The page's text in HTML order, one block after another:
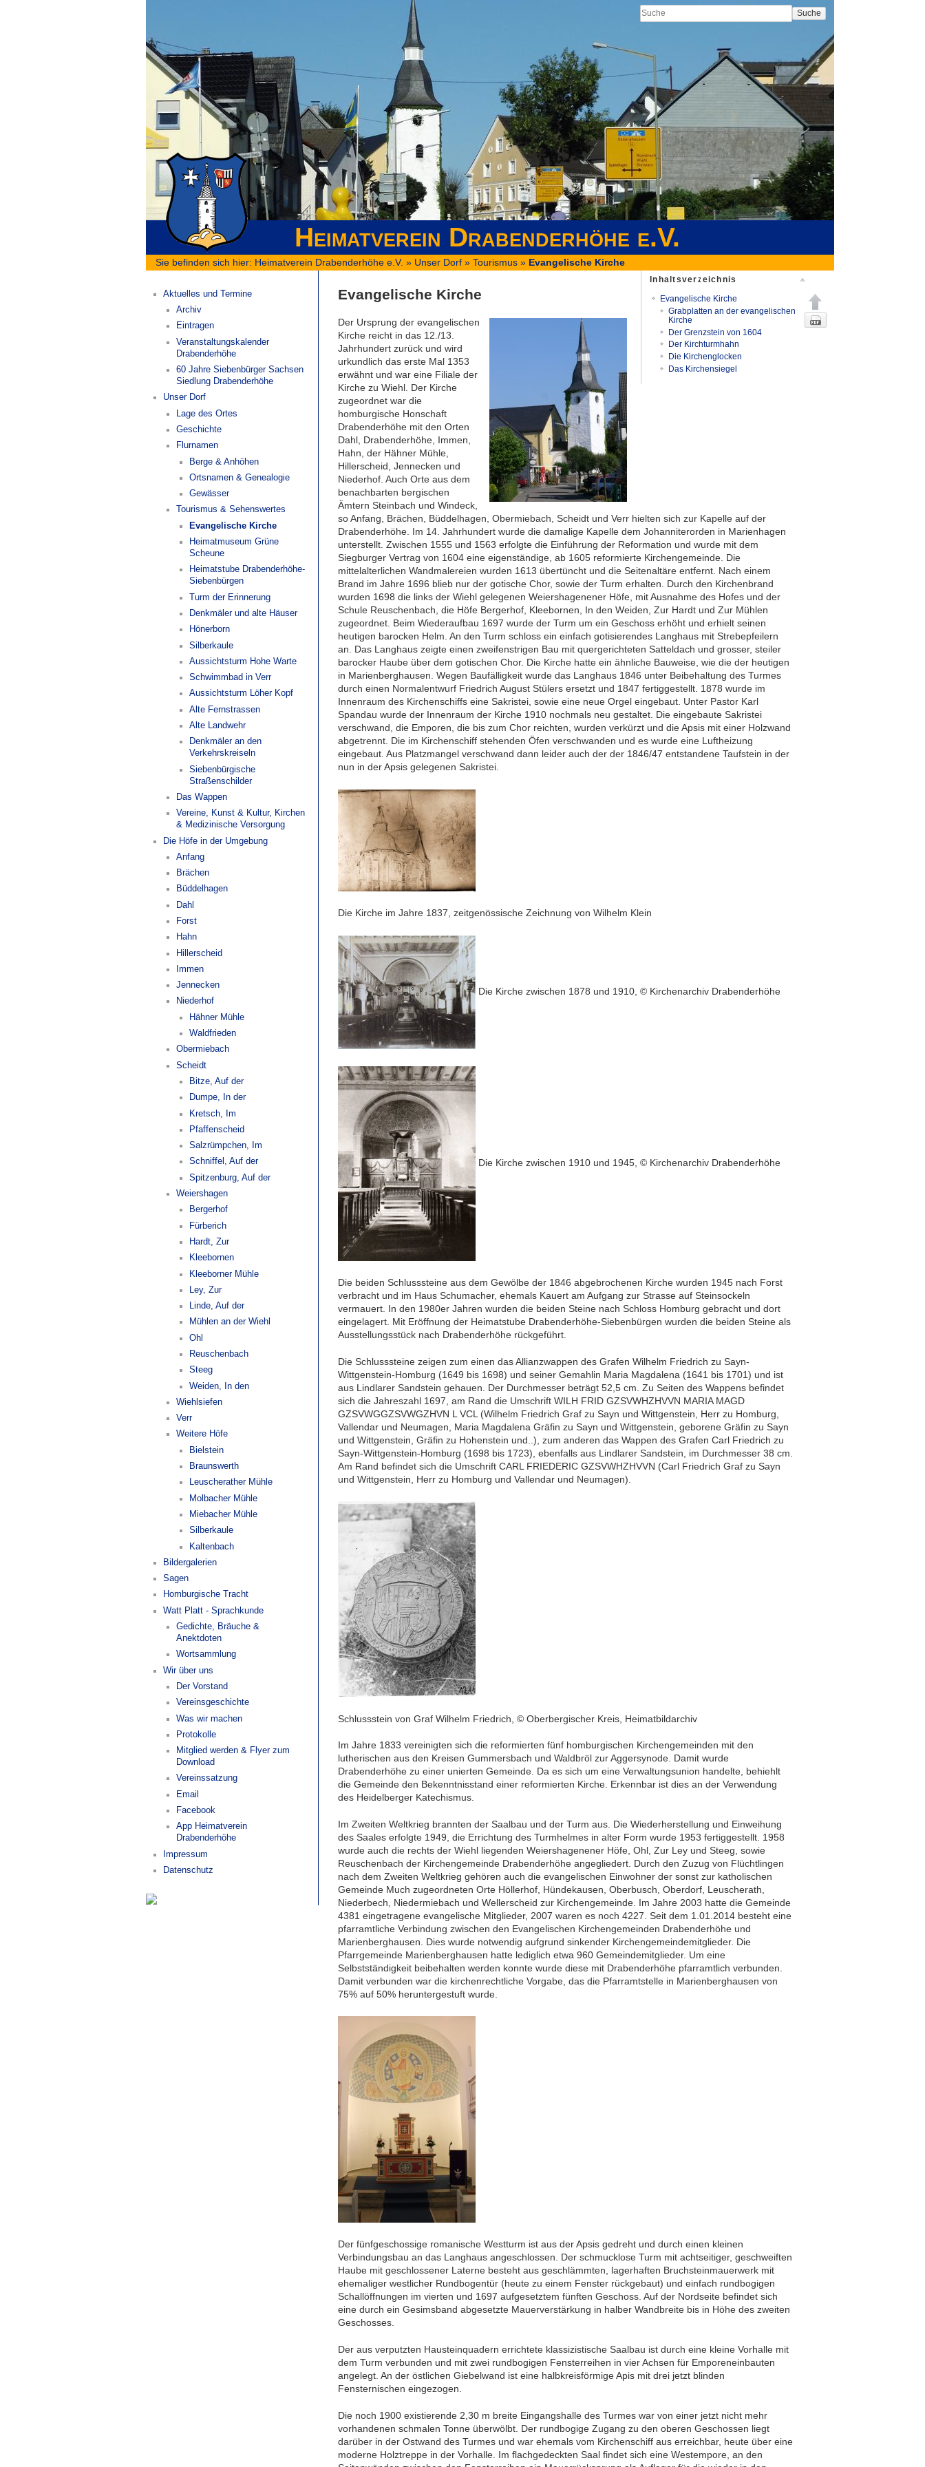
Heimatverein Drabenderhöhe e.V.
Suche
Sie befinden sich hier: Heimatverein Drabenderhöhe e.V. » Unser Dorf » Tourismus » Evangelische Kirche
Aktuelles und Termine
Archiv
Eintragen
Veranstaltungskalender
Drabenderhöhe
60 Jahre Siebenbürger Sachsen
Siedlung Drabenderhöhe
Unser Dorf
Lage des Ortes
Geschichte
Flurnamen
Berge & Anhöhen
Ortsnamen & Genealogie
Gewässer
Tourismus & Sehenswertes
Evangelische Kirche
Heimatmuseum Grüne
Scheune
Heimatstube Drabenderhöhe-
Siebenbürgen
Turm der Erinnerung
Denkmäler und alte Häuser
Hönerborn
Silberkaule
Aussichtsturm Hohe Warte
Schwimmbad in Verr
Aussichtsturm Löher Kopf
Alte Fernstrassen
Alte Landwehr
Denkmäler an den
Verkehrskreiseln
Siebenbürgische
Straßenschilder
Das Wappen
Vereine, Kunst & Kultur, Kirchen
& Medizinische Versorgung
Die Höfe in der Umgebung
Anfang
Brächen
Büddelhagen
Dahl
Forst
Hahn
Hillerscheid
Immen
Jennecken
Niederhof
Hähner Mühle
Waldfrieden
Obermiebach
Scheidt
Bitze, Auf der
Dumpe, In der
Kretsch, Im
Pfaffenscheid
Salzrümpchen, Im
Schniffel, Auf der
Spitzenburg, Auf der
Weiershagen
Bergerhof
Fürberich
Hardt, Zur
Kleebornen
Kleeborner Mühle
Ley, Zur
Linde, Auf der
Mühlen an der Wiehl
Ohl
Reuschenbach
Steeg
Weiden, In den
Wiehlsiefen
Verr
Weitere Höfe
Bielstein
Braunswerth
Leuscherather Mühle
Molbacher Mühle
Miebacher Mühle
Silberkaule
Kaltenbach
Bildergalerien
Sagen
Homburgische Tracht
Watt Platt - Sprachkunde
Gedichte, Bräuche &
Anektdoten
Wortsammlung
Wir über uns
Der Vorstand
Vereinsgeschichte
Was wir machen
Protokolle
Mitglied werden & Flyer zum
Download
Vereinssatzung
Email
Facebook
App Heimatverein
Drabenderhöhe
Impressum
Datenschutz
Inhaltsverzeichnis
Evangelische Kirche
Grabplatten an der evangelischen
Kirche
Der Grenzstein von 1604
Der Kirchturmhahn
Die Kirchenglocken
Das Kirchensiegel
Evangelische Kirche
Der Ursprung der evangelischen
Kirche reicht in das 12./13.
Jahrhundert zurück und wird
urkundlich das erste Mal 1353
erwähnt und war eine Filiale der
Kirche zu Wiehl. Der Kirche
zugeordnet war die
homburgische Honschaft
Drabenderhöhe mit den Orten
Dahl, Drabenderhöhe, Immen,
Hahn, der Hähner Mühle,
Hillerscheid, Jennecken und
Niederhof. Auch Orte aus dem
benachbarten bergischen
Ämtern Steinbach und Windeck,
so Anfang, Brächen, Büddelhagen, Obermiebach, Scheidt und Verr hielten sich zur Kapelle auf der
Drabenderhöhe. Im 14. Jahrhundert wurde die damalige Kapelle dem Johanniterorden in Marienhagen
unterstellt. Zwischen 1555 und 1563 erfolgte die Einführung der Reformation und wurde mit dem
Siegburger Vertrag von 1604 eine eigenständige, ab 1605 reformierte Kirchengemeinde. Die
mittelalterlichen Wandmalereien wurden 1613 übertüncht und die Seitenaltäre entfernt. Nach einem
Brand im Jahre 1696 blieb nur der gotische Chor, sowie der Turm erhalten. Durch den Kirchenbrand
wurden 1698 die links der Wiehl gelegenen Weiershagenener Höfe, mit Ausnahme des Hofes und der
Schule Reuschenbach, die Höfe Bergerhof, Kleebornen, In den Weiden, Zur Hardt und Zur Mühlen
zugeordnet. Beim Wiederaufbau 1697 wurde der Turm um ein Geschoss erhöht und erhielt seinen
heutigen barocken Helm. An den Turm schloss ein einfach gotisierendes Langhaus mit Strebepfeilern
an. Das Langhaus zeigte einen zweifenstrigen Bau mit quergerichteten Satteldach und grosser, steiler
barocker Haube über dem gotischen Chor. Die Kirche hatte ein ähnliche Bauweise, wie die der heutigen
in Marienberghausen. Wegen Baufälligkeit wurde das Langhaus 1846 unter Beibehaltung des Turmes
durch einen Normalentwurf Friedrich August Stülers ersetzt und 1847 fertiggestellt. 1878 wurde im
Innenraum des Kirchenschiffs eine Sakristei, sowie eine neue Orgel eingebaut. Unter Pastor Karl
Spandau wurde der Innenraum der Kirche 1910 nochmals neu gestaltet. Die eingebaute Sakristei
verschwand, die Emporen, die bis zum Chor reichten, wurden verkürzt und die Apsis mit einer Holzwand
abgetrennt. Die im Kirchenschiff stehenden Öfen verschwanden und es wurde eine Luftheizung
eingebaut. Aus Platzmangel verschwand dann leider auch der der 1846/47 entstandene Taufstein in der
nun in der Apsis gelegenen Sakristei.
Die Kirche im Jahre 1837, zeitgenössische Zeichnung von Wilhelm Klein
Die Kirche zwischen 1878 und 1910, © Kirchenarchiv Drabenderhöhe
Die Kirche zwischen 1910 und 1945, © Kirchenarchiv Drabenderhöhe
Die beiden Schlusssteine aus dem Gewölbe der 1846 abgebrochenen Kirche wurden 1945 nach Forst
verbracht und im Haus Schumacher, ehemals Kauert am Aufgang zur Strasse auf Steinsockeln
vermauert. In den 1980er Jahren wurden die beiden Steine nach Schloss Homburg gebracht und dort
eingelagert. Mit Eröffnung der Heimatstube Drabenderhöhe-Siebenbürgen wurden die beiden Steine als
Ausstellungsstück nach Drabenderhöhe rückgeführt.
Die Schlusssteine zeigen zum einen das Allianzwappen des Grafen Wilhelm Friedrich zu Sayn-
Wittgenstein-Homburg (1649 bis 1698) und seiner Gemahlin Maria Magdalena (1641 bis 1701) und ist
aus Lindlarer Sandstein gehauen. Der Durchmesser beträgt 52,5 cm. Zu Seiten des Wappens befindet
sich die Jahreszahl 1697, am Rand die Umschrift WILH FRID GZSVWHZHVVN MARIA MAGD
GZSVWGGZSVWGZHVN L VCL (Wilhelm Friedrich Graf zu Sayn und Wittgenstein, Herr zu Homburg,
Vallendar und Neumagen, Maria Magdalena Gräfin zu Sayn und Wittgenstein, geborene Gräfin zu Sayn
und Wittgenstein, Gräfin zu Hohenstein und..), zum anderen das Wappen des Grafen Carl Friedrich zu
Sayn-Wittgenstein-Homburg (1698 bis 1723), ebenfalls aus Lindlarer Sandstein, im Durchmesser 38 cm.
Am Rand befindet sich die Umschrift CARL FRIEDERIC GZSVWHZHVVN (Carl Friedrich Graf zu Sayn
und Wittgenstein, Herr zu Homburg und Vallendar und Neumagen).
Schlussstein von Graf Wilhelm Friedrich, © Oberbergischer Kreis, Heimatbildarchiv
Im Jahre 1833 vereinigten sich die reformierten fünf homburgischen Kirchengemeinden mit den
lutherischen aus den Kreisen Gummersbach und Waldbröl zur Aggersynode. Damit wurde
Drabenderhöhe zu einer unierten Gemeinde. Da es sich um eine Verwaltungsunion handelte, behiehlt
die Gemeinde den Bekenntnisstand einer reformierten Kirche. Erkennbar ist dies an der Verwendung
des Heidelberger Katechismus.
Im Zweiten Weltkrieg brannten der Saalbau und der Turm aus. Die Wiederherstellung und Einweihung
des Saales erfolgte 1949, die Errichtung des Turmhelmes in alter Form wurde 1953 fertiggestellt. 1958
wurde auch die rechts der Wiehl liegenden Weiershagenener Höfe, Ohl, Zur Ley und Steeg, sowie
Reuschenbach der Kirchengemeinde Drabenderhöhe angegliedert. Durch den Zuzug von Flüchtlingen
nach dem Zweiten Weltkrieg gehören auch die evangelischen Einwohner der sonst zur katholischen
Gemeinde Much zugeordneten Orte Höllerhof, Hündekausen, Oberbusch, Oberdorf, Leuscherath,
Niederbech, Niedermiebach und Wellerscheid zur Kirchengemeinde. Im Jahre 2003 hatte die Gemeinde
4381 eingetragene evangelische Mitglieder, 2007 waren es noch 4227. Seit dem 1.01.2014 besteht eine
pfarramtliche Verbindung zwischen den Evangelischen Kirchengemeinden Drabenderhöhe und
Marienberghausen. Dies wurde notwendig aufgrund sinkender Kirchengemeindemitglieder. Die
Pfarrgemeinde Marienberghausen hatte lediglich etwa 960 Gemeindemitglieder. Um eine
Selbstständigkeit beibehalten werden konnte wurde diese mit Drabenderhöhe pfarramtlich verbunden.
Damit verbunden war die kirchenrechtliche Vorgabe, das die Pfarramtstelle in Marienberghausen von
75% auf 50% heruntergestuft wurde.
Der fünfgeschossige romanische Westturm ist aus der Apsis gedreht und durch einen kleinen
Verbindungsbau an das Langhaus angeschlossen. Der schmucklose Turm mit achtseitiger, geschweiften
Haube mit geschlossener Laterne besteht aus geschlämmten, lagerhaften Bruchsteinmauerwerk mit
ehemaliger westlicher Rundbogentür (heute zu einem Fenster rückgebaut) und einfach rundbogigen
Schallöffnungen im vierten und 1697 aufgesetztem fünften Geschoss. Auf der Nordseite befindet sich
eine durch ein Gesimsband abgesetzte Mauerverstärkung in halber Wandbreite bis in Höhe des zweiten
Geschosses.
Der aus verputzten Hausteinquadern errichtete klassizistische Saalbau ist durch eine kleine Vorhalle mit
dem Turm verbunden und mit zwei rundbogigen Fensterreihen in vier Achsen für Emporeneinbauten
angelegt. An der östlichen Giebelwand ist eine halbkreisförmige Apis mit drei jetzt blinden
Fensternischen eingezogen.
Die noch 1900 existierende 2,30 m breite Eingangshalle des Turmes war von einer jetzt nicht mehr
vorhandenen schmalen Tonne überwölbt. Der rundbogige Zugang zu den oberen Geschossen liegt
darüber in der Ostwand des Turmes und war ehemals vom Kirchenschiff aus erreichbar, heute über eine
moderne Holztreppe in der Vorhalle. Im flachgedeckten Saal findet sich eine Westempore, an den